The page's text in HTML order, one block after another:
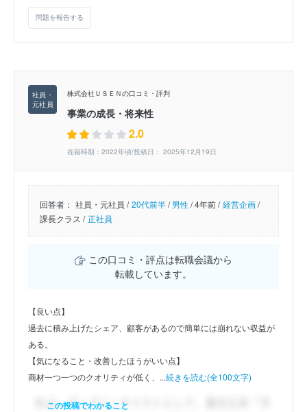
問題を報告する
株式会社ＵＳＥＮの口コミ・評判
事業の成長・将来性
2.0
在籍時期：2022年頃/投稿日： 2025年12月19日
回答者： 社員・元社員 / 20代前半/男性/4年前 / 経営企画/
課長クラス / 正社員
この口コミ・評点は転職会議から
転載しています。
【良い点】
過去に積み上げたシェア、顧客があるので簡単には崩れない収益が
ある。
【気になること・改善したほうがいい点】
商材一つ一つのクオリティが低く、...続きを読む(全100文字)
この投稿でわかること